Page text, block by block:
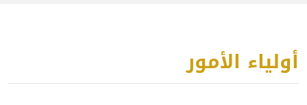
أولياء الأمور